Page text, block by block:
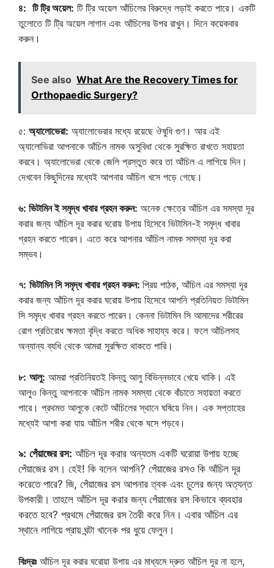
৪: টি ট্রি অয়েল: টি ট্রি অয়েল আঁচিলের বিরুদ্ধে লড়াই করতে পারে। একটি
তুলোতে টি ট্রি অয়েল লাগান এবং আঁচিলের উপর রাখুন। দিনে কয়েকবার
করুন।
See also What Are the Recovery Times for
Orthopaedic Surgery?
৫: অ্যালোভেরা: অ্যালোভেরার মধ্যে রয়েছে ঔষুধি গুণ। আর এই
অ্যালোভিরা আপনাকে আঁচিল নামক অসুবিধা থেকে সুরক্ষিত রাখতে সহায়তা
করবে। অ্যালোভেরা থেকে জেলি প্রস্তুত করে তা আঁচিল এ লাগিয়ে দিন।
দেখবেন কিছুদিনের মধ্যেই আপনার আঁচিল খসে পড়ে গেছে।
৬: ভিটামিন ই সমৃদ্ধ খাবার গ্রহন করুন: অনেক ক্ষেত্রে আঁচিল এর সমস্যা দূর
করার জন্য আঁচিল দূর করার ঘরোয় উপায় হিসেবে ভিটামিন-ই সমৃদ্ধ খাবার
গ্রহন করতে পারেন। এতে করে আপনার আঁচিল নামক সমস্যা দূর করা
সম্ভব।
৭: ভিটামিন সি সমৃদ্ধ খাবার গ্রহন করুন: প্রিয় পাঠক, আঁচিল এর সমস্যা দূর
করার জন্য আঁচিল দূর করার ঘরোয় উপায় হিসেবে আপনি প্রতিনিয়ত ভিটামিন
সি সমৃদ্ধ খাবার গ্রহন করতে পারেন। কেননা ভিটামিন সি আমাদের শরীরের
রোগ প্রতিরোধ ক্ষমতা বৃদ্ধি করতে অধিক সাহায্য করে। ফলে আঁচিলসহ
অন্যান্য ব্যধি থেকে আমরা সুরক্ষিত থাকতে পারি।
৮: আলু: আমরা প্রতিনিয়তই কিন্তু আলু বিভিন্নভাবে খেয়ে থাকি। এই
আলুও কিন্তু আপনাকে আঁচিল নামক সমস্যা থেকে বাঁচাতে সহায়তা করতে
পারে। প্রথমত আলুকে কেটে আঁচিলের স্থানে ঘষিয়ে নিন। এক সপ্তাহের
মধ্যেই আশা করা যায় আঁচিল শরীর থেকে ঘসে পড়বে।
৯: পেঁয়াজের রস: আঁচিল দূর করার অন্যতম একটি ঘরোয়া উপায় হচ্ছে
পেঁয়াজের রস। হেই! কি বলেন আপনি? পেঁয়াজের রসও কি আঁচিল দূর
করেতে পারে? জি, পেঁয়াজের রস আপনার ত্বক এবং চুলের জন্য অত্যন্ত
উপকারী। তাহলে আঁচিল দূর করার জন্য পেঁয়াজের রস কিভাবে ব্যবহার
করতে হবে? প্রথমে পেঁয়াজের রস তৈরী করে নিন। এবার আঁচিল এর
স্থানে লাগিয়ে প্রায় ঘন্টা খানেক পর ধুয়ে ফেলুন।
বিঃদ্রঃআঁচিল দূর করার ঘরোয়া উপায় এর মাধ্যমে দ্রুত আঁচিল দূর না হলে,